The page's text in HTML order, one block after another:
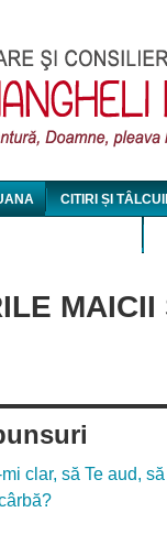
CITIRI ȘI
clar, să Te aud,